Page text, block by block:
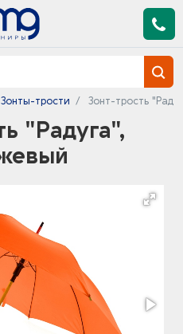
Зонты-трости Зонт-трость
"Радуга",